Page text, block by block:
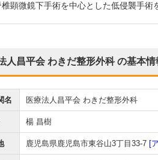
顕微鏡下手術を中心とした低侵襲手術
人昌平会 わきだ整形外科の基本情
名 医療法人昌平会 わきだ整形外科
楊 昌樹
鹿児島県鹿児島市東谷山3丁目33-7 [